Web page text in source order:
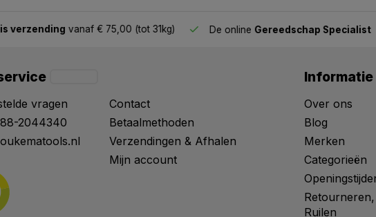
vanaf € 75,00 (tot 31kg) De onlineGereedschap Specialist
vragen
2044340
Contact
Betaalmethoden
Verzendingen & Afhalen
Mijn account
Informatie
Over ons
Blog
Merken
Categorieën
Ruilen